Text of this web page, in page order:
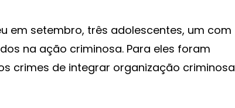
em setembro, três adolescentes, um com
na ação criminosa. Para eles foram
crimes de integrar organização criminosa